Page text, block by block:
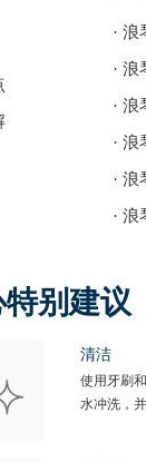
·
·
·
·
·
·
别建议
清洁
使用牙刷
水冲洗，